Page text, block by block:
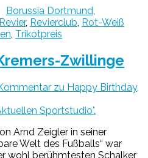
Borussia Dortmund
Revier, Revierclub Rot-Weiß
Trikotpreis
Zwillinge
zu Happy Birthday,
Arnd Zeigler in seiner
Welt des Fußballs“ war
wohl berühmtesten Schalker